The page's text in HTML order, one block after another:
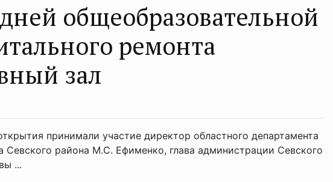
общеобразовательной
ремонта
зал
принимали участие директор областного департамента
Севского района М.С. Ефименко, глава администрации Севского
...